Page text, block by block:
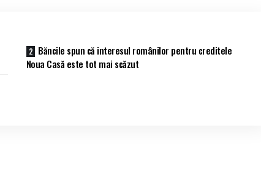
Băncile spun că interesul românilor pentru creditele
Noua Casă este tot mai scăzut